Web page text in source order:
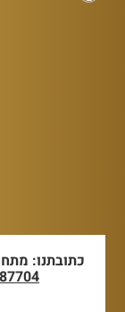
כתובתנו: